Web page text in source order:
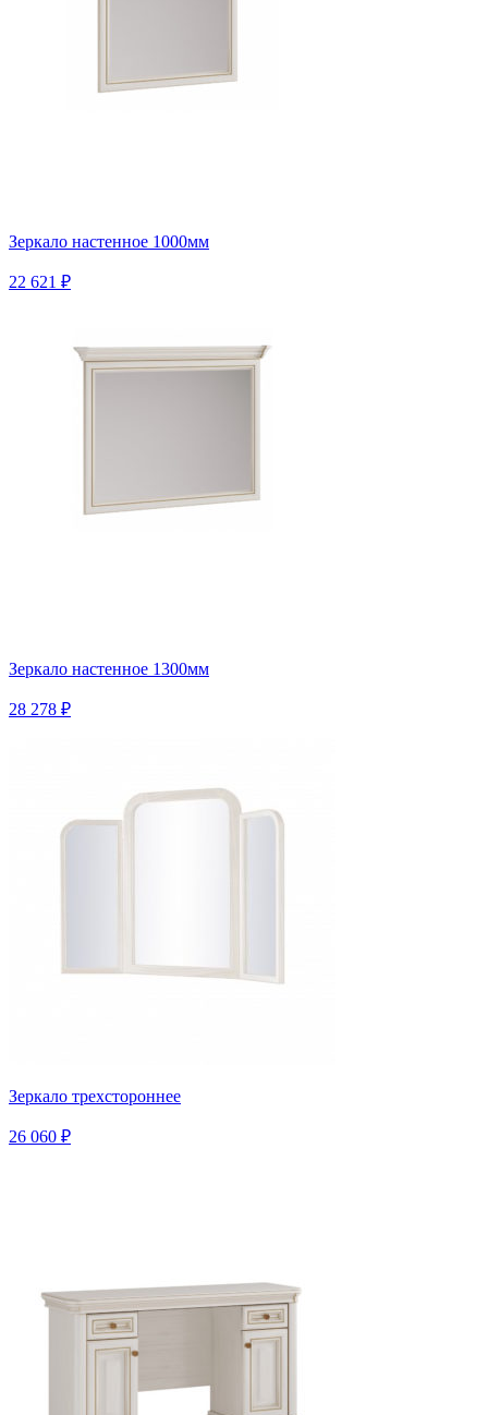
Зеркало настенное 1000мм
22 621 ₽
Зеркало настенное 1300мм
28 278 ₽
Зеркало трехстороннее
26 060 ₽